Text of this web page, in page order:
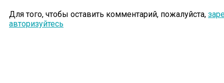
Для того, чтобы оставить комментарий, пожалуйста,
авторизуйтесь